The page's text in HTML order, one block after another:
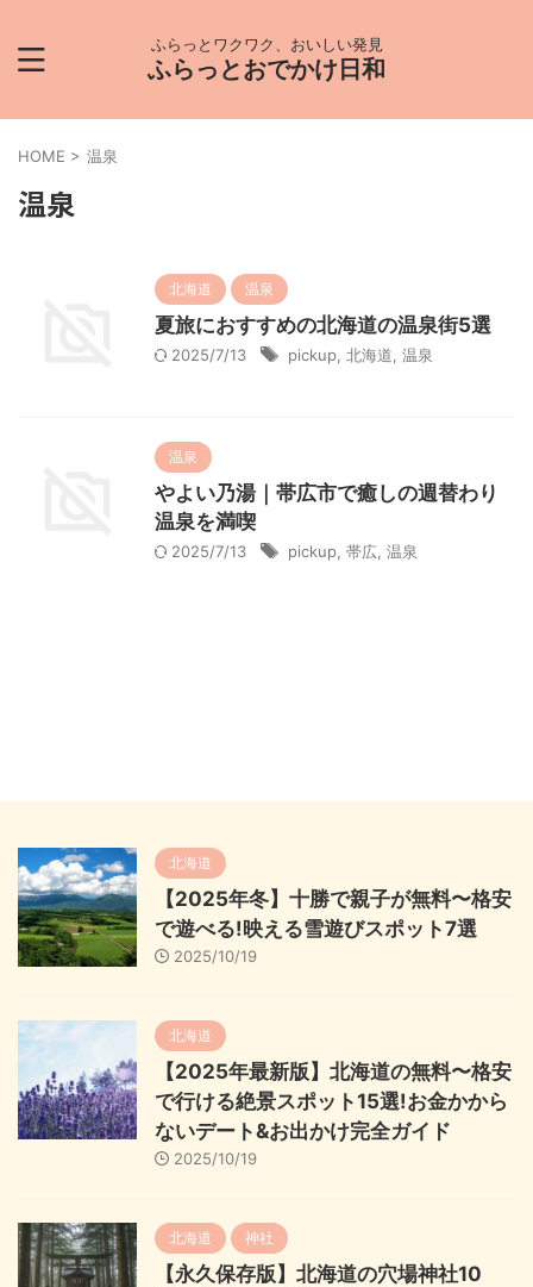
ふらっとワクワク、おいしい発見
ふらっとおでかけ日和
HOME > 温泉
温泉
北海道 温泉
夏旅におすすめの北海道の温泉街5選
2025/7/13 pickup 北海道 温泉
温泉
やよい乃湯｜帯広市で癒しの週替わり
温泉を満喫
2025/7/13 pickup 帯広 温泉
北海道
【2025年冬】十勝で親子が無料〜格安
で遊べる!映える雪遊びスポット7選
2025/10/19
北海道
【2025年最新版】北海道の無料〜格安
で行ける絶景スポット15選!お金かから
ないデート&お出かけ完全ガイド
2025/10/19
北海道 神社
【永久保存版】北海道の穴場神社10